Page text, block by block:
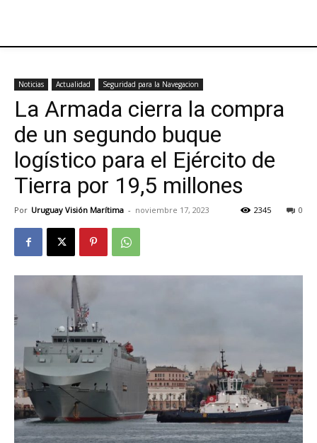
Noticias Actualidad Seguridad para la Navegacion
​La Armada cierra la compra
de un segundo buque
logístico para el Ejército de
Tierra por 19,5 millones
Por Uruguay Visión Marítima - noviembre 17, 2023 0
2345